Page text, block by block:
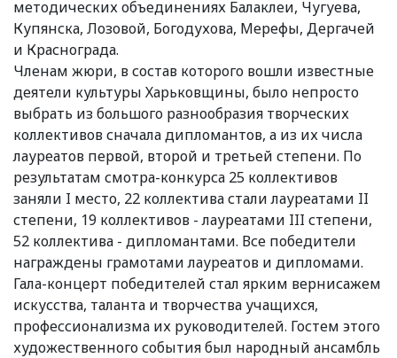
методических объединениях Балаклеи, Чугуева,
Купянска, Лозовой, Богодухова, Мерефы, Дергачей
и Краснограда.
Членам жюри, в состав которого вошли известные
деятели культуры Харьковщины, было непросто
выбрать из большого разнообразия творческих
коллективов сначала дипломантов, а из их числа
лауреатов первой, второй и третьей степени. По
результатам смотра-конкурса 25 коллективов
заняли I место, 22 коллектива стали лауреатами II
степени, 19 коллективов - лауреатами III степени,
52 коллектива - дипломантами. Все победители
награждены грамотами лауреатов и дипломами.
Гала-концерт победителей стал ярким вернисажем
искусства, таланта и творчества учащихся,
профессионализма их руководителей. Гостем этого
художественного события был народный ансамбль